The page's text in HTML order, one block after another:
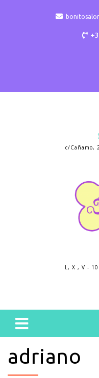
c/Cañamo,
L, X , V -
adriano